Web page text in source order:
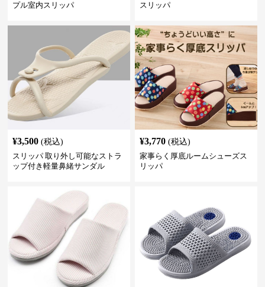
プル室内スリッパ
スリッパ
¥3,500 (税込)
スリッパ 取り外し可能なストラ
ップ付き軽量鼻緒サンダル
¥3,770 (税込)
家事らく厚底ルームシューズス
リッパ